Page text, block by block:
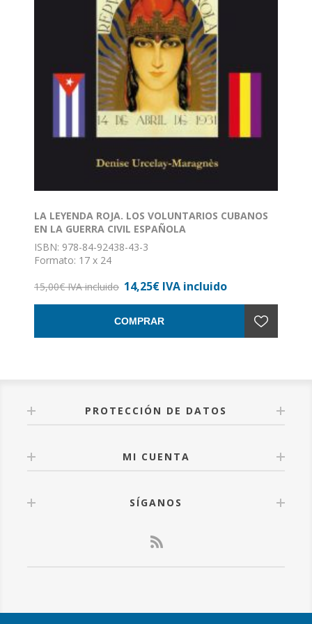
LA LEYENDA ROJA. LOS VOLUNTARIOS CUBANOS
EN LA GUERRA CIVIL ESPAÑOLA
ISBN: 978-84-92438-43-3
Formato: 17 x 24
Encuadernación: Rústica con solapas
15,00€ IVA incluido 14,25€ IVA incluido
COMPRAR
PROTECCIÓN DE DATOS
MI CUENTA
SÍGANOS